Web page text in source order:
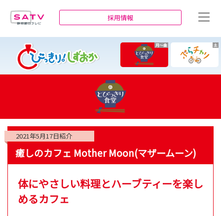
採用情報
月～金 土
2021年5月17日紹介
癒しのカフェ Mother Moon(マザームーン)
体にやさしい料理とハーブティーを楽し
めるカフェ